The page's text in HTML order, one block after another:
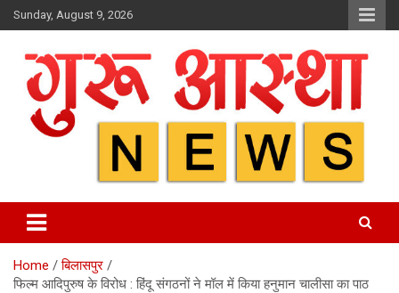
Skip
to
Sunday, August 9, 2026
Home
बिलासपुर
फिल्म आदिपुरुष के विरोध : हिंदू संगठनों ने मॉल में किया हनुमान चालीसा का पाठ